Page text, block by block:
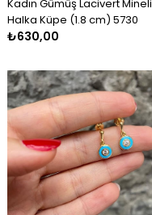
Kadın Gümüş Lacivert Mineli
Halka Küpe (1.8 cm) 5730
₺630,00